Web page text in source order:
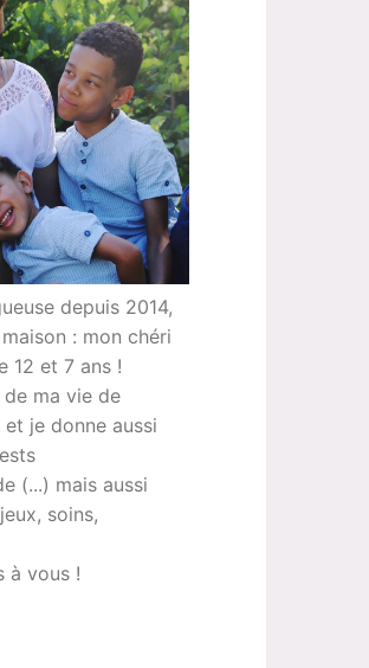
depuis 2014,
: mon chéri
12 et 7 ans !
ma vie de
je donne aussi
(...) mais aussi
soins,
à vous !